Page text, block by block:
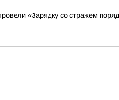
«Зарядку со стражем